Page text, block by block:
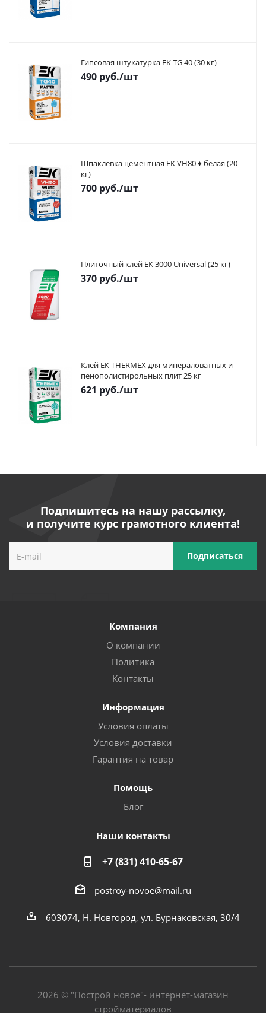
Гипсовая штукатурка ЕК TG 40 (30 кг)
490 руб./шт
Шпаклевка цементная ЕК VH80 ♦ белая (20
кг)
700 руб./шт
Плиточный клей ЕК 3000 Universal (25 кг)
370 руб./шт
Клей ЕК THERMEX для минераловатных и
пенополистирольных плит 25 кг
621 руб./шт
Подпишитесь на нашу рассылку,
и получите курс грамотного клиента!
Компания
О компании
Политика
Контакты
Информация
Условия оплаты
Условия доставки
Гарантия на товар
Помощь
Блог
Наши контакты
+7 (831) 410-65-67
postroy-novoe@mail.ru
603074, Н. Новгород, ул. Бурнаковская, 30/4
2026 © "Построй новое"- интернет-магазин
стройматериалов